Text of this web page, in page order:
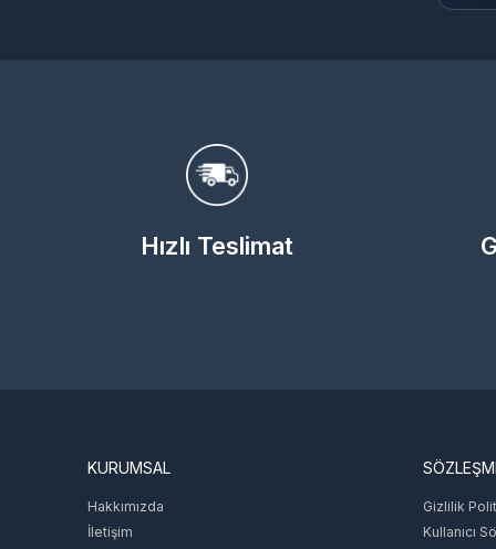
Jet Proxy
Gamegami
TTHmobi
Oasis Games
IGG
Old Usko
Diablo
Hızlı Teslimat
KURUMSAL
Hakkımızda
İletişim
Gizlilik
Kullanıcı